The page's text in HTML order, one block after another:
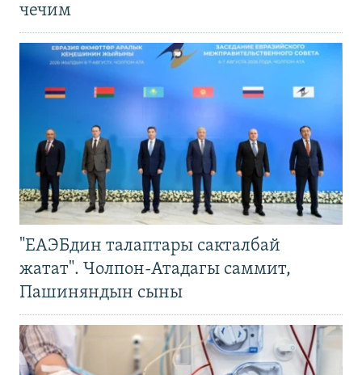
чечим
"ЕАЭБдин талаптары сакталбай
жатат". Чолпон-Атадагы саммит,
Пашиняндын сыны